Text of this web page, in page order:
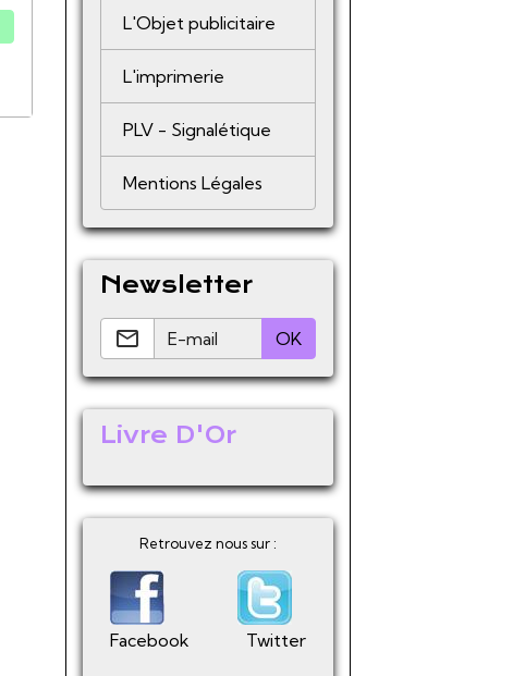
L'Objet publicitaire
L'imprimerie
PLV - Signalétique
Mentions Légales
Newsletter
OK
Livre D'Or
Retrouvez nous sur :
Facebook Twitter